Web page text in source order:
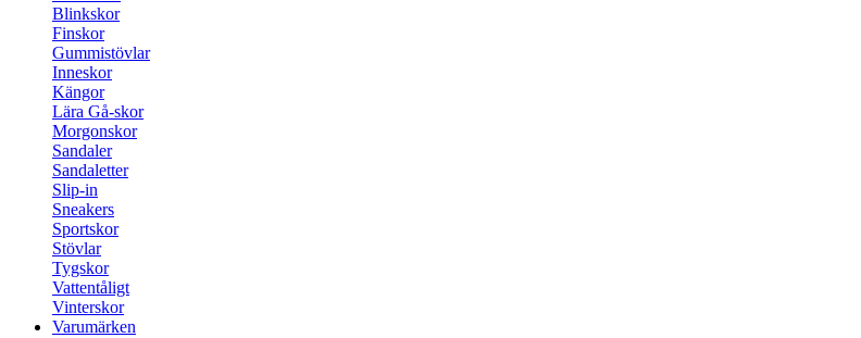
Blinkskor
Finskor
Gummistövlar
Inneskor
Kängor
Lära Gå-skor
Morgonskor
Sandaler
Sandaletter
Slip-in
Sneakers
Sportskor
Stövlar
Tygskor
Vattentåligt
Vinterskor
Varumärken